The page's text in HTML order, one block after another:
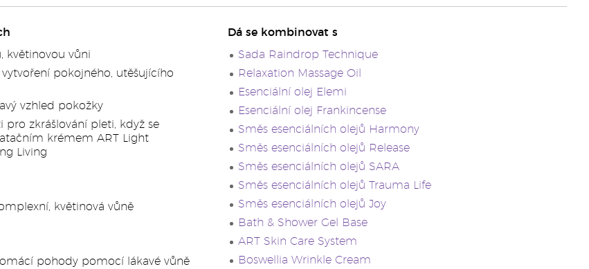
květinovou vůni
vytvoření pokojného, utěšujícího
vzhled pokožky
pro zkrášlování pleti, když se
krémem ART Light
Living
květinová vůně
pohody pomocí lákavé vůně
Dá se kombinovat s
Sada Raindrop Technique
Relaxation Massage Oil
Esenciální olej Elemi
Esenciální olej Frankincense
Směs esenciálních olejů Harmony
Směs esenciálních olejů Release
Směs esenciálních olejů SARA
Směs esenciálních olejů Trauma Life
Směs esenciálních olejů Joy
Bath & Shower Gel Base
ART Skin Care System
Boswellia Wrinkle Cream